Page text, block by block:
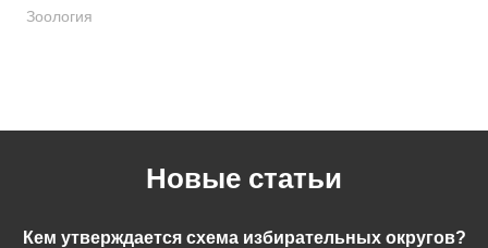
Зоология
Новые статьи
Кем утверждается схема избирательных округов?